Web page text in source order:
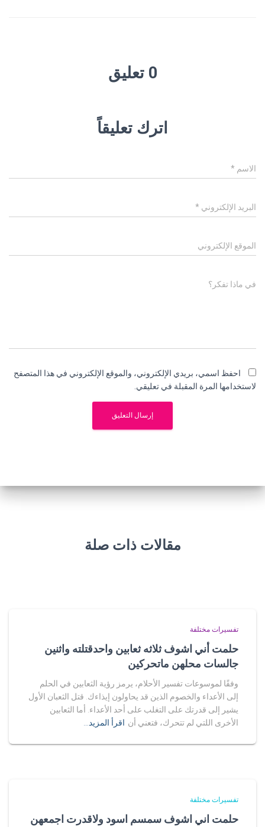
0 تعليق
اترك تعليقاً
الاسم *
البريد الإلكتروني *
الموقع الإلكتروني
في ماذا تفكر؟
احفظ اسمي، بريدي الإلكتروني، والموقع الإلكتروني في هذا المتصفح
لاستخدامها المرة المقبلة في تعليقي.
مقالات ذات صلة
تفسيرات مختلفة
حلمت أني اشوف ثلاثه ثعابين واحدقتلته واثنين
جالسات محلهن ماتحركين
وفقًا لموسوعات تفسير الأحلام، يرمز رؤية الثعابين في الحلم
إلى الأعداء والخصوم الذين قد يحاولون إيذاءك. قتل الثعبان الأول
يشير إلى قدرتك على التغلب على أحد الأعداء. أما الثعابين
الأخرى اللتي لم تتحرك، فتعني أن اقرأ المزيد…
تفسيرات مختلفة
حلمت اني اشوف سمسم اسود ولاقدرت اجمعهن